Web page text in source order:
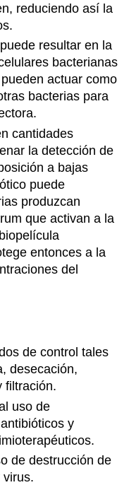
reduciendo así la
resultar en la
bacterianas
actuar como
bacterias para
cantidades
la detección de
a bajas
puede
produzcan
que activan a la
entonces a la
del
de control tales
desecación,
filtración.
uso de
y
de destrucción de
virus.